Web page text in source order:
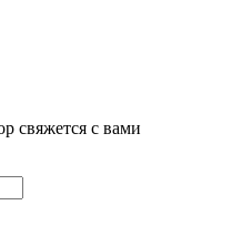
свяжется с вами